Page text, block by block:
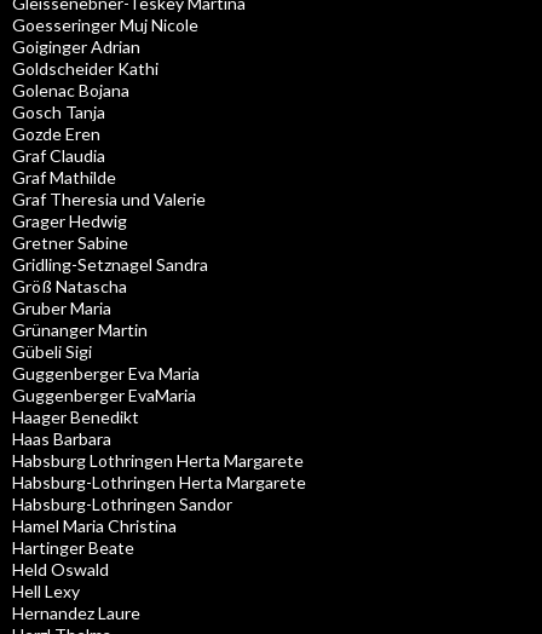
Goesseringer Muj Nicole
Goiginger Adrian
Goldscheider Kathi
Golenac Bojana
Gosch Tanja
Gozde Eren
Graf Claudia
Graf Mathilde
Graf Theresia und Valerie
Grager Hedwig
Gretner Sabine
Gridling-Setznagel Sandra
Größ Natascha
Gruber Maria
Grünanger Martin
Gübeli Sigi
Guggenberger Eva Maria
Guggenberger EvaMaria
Haager Benedikt
Haas Barbara
Habsburg Lothringen Herta Margarete
Habsburg-Lothringen Herta Margarete
Habsburg-Lothringen Sandor
Hamel Maria Christina
Hartinger Beate
Held Oswald
Hell Lexy
Hernandez Laure